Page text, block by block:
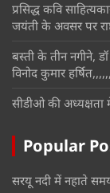
प्रसिद्ध कवि
जयंती के अवसर पर
बस्ती के तीन नगीने,
विनोद कुमार हर्षित,,,,,,
सीडीओ की अध्यक्षता
Popular
सरयू नदी में नहाते